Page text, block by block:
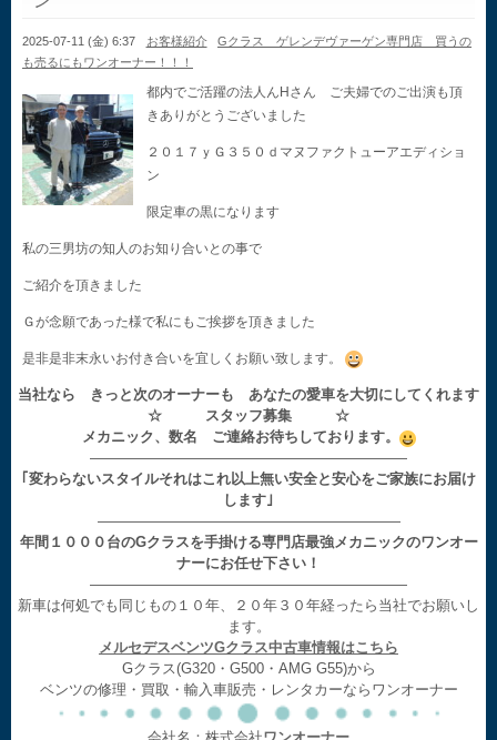
2025-07-11 (金) 6:37 お客様紹介
Gクラス ゲレンデヴァーゲン専門店 買うの
も売るにもワンオーナー！！！
都内でご活躍の法人んHさん ご夫婦でのご出演も頂
きありがとうございました
２０１７ｙＧ３５０ｄマヌファクトューアエディショ
ン
限定車の黒になります
私の三男坊の知人のお知り合いとの事で
ご紹介を頂きました
Ｇが念願であった様で私にもご挨拶を頂きました
是非是非末永いお付き合いを宜しくお願い致します。
当社なら きっと次のオーナーも あなたの愛車を大切にしてくれます
☆ スタッフ募集 ☆
メカニック、数名 ご連絡お待ちしております。
——————————————————————
｢変わらないスタイルそれはこれ以上無い安全と安心をご家族にお届け
します｣
—————————————————————
年間１０００台のGクラスを手掛ける専門店最強メカニックのワンオー
ナーにお任せ下さい！
——————————————————————
新車は何処でも同じもの１０年、２０年３０年経ったら当社でお願いし
ます。
メルセデスベンツGクラス中古車情報はこちら
Gクラス(G320・G500・AMG G55)から
ベンツの修理・買取・輸入車販売・レンタカーならワンオーナー